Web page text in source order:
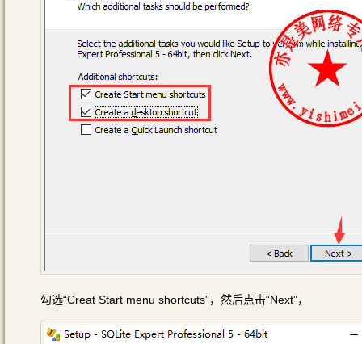
勾选“Creat Start menu shortcuts”，然后点击“Next”，